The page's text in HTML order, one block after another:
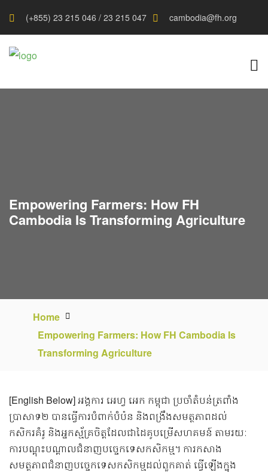
(+855) 23 215 046 / 23 215 047 cambodia@fh.org
Empowering Farmers: How FH
Cambodia Is Transforming Agriculture
Home
Empowering Farmers: How FH Cambodia Is
Transforming Agriculture
[English Below] អង្គការ អេហ្វ អេក កម្ពុជា ប្រចាំតំបន់ត្រពាំង
ប្រាសាទ២ បានធ្វើការបំពាក់បំប៉ន និងពង្រឹងសមត្ថភាពដល់
កសិករគំរូ និងអ្នកស្ម័គ្រចិត្តដែលជាដៃគូបម្រើសហគមន៍ តាមរយៈ
ការបណ្តុះបណ្តាលជំនាញបច្ចេកទេសកសិកម្ម។ ការកសាង
សមត្ថភាពជំនាញបច្ចេកទេសកសិកម្មដល់ពួកគាត់ ធ្វើឡើងក្នុង